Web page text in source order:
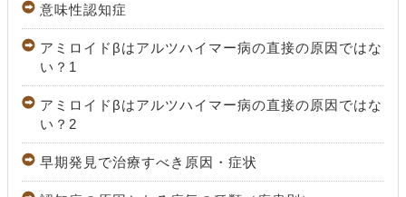
意味性認知症
アミロイドβはアルツハイマー病の直接の原因ではな
い？1
アミロイドβはアルツハイマー病の直接の原因ではな
い？2
早期発見で治療すべき原因・症状